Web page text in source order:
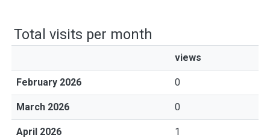
Total visits per month
views
February 2026 0
March 2026 0
April 2026 1